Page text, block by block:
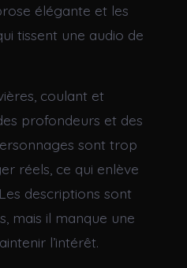
élégante et les
tissent une audio de
coulant et
profondeurs et des
sont trop
réels, ce qui enlève
descriptions sont
mais il manque une
l’intérêt.